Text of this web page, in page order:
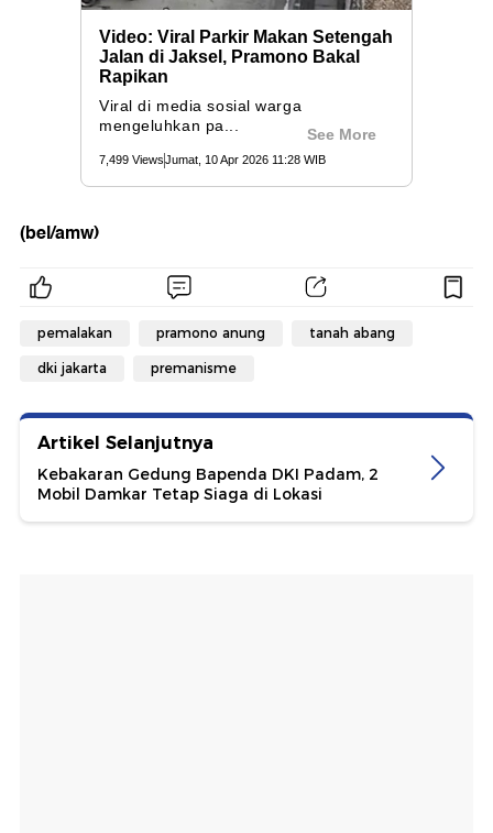
(bel/amw)
pemalakan pramono anung tanah abang
dki jakarta premanisme
Artikel Selanjutnya
Kebakaran Gedung Bapenda DKI Padam, 2
Mobil Damkar Tetap Siaga di Lokasi